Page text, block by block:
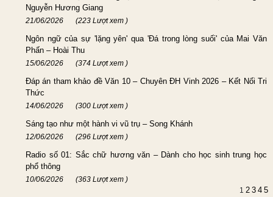
Nguyễn Hương Giang
21/06/2026 (223 Lượt xem )
Ngôn ngữ của sự 'lặng yên' qua 'Đá trong lòng suối' của Mai Văn
Phấn – Hoài Thu
15/06/2026 (374 Lượt xem )
Đáp án tham khảo đề Văn 10 – Chuyên ĐH Vinh 2026 – Kết Nối Tri
Thức
14/06/2026 (300 Lượt xem )
Sáng tạo như một hành vi vũ trụ – Song Khánh
12/06/2026 (296 Lượt xem )
Radio số 01: Sắc chữ hương văn – Dành cho học sinh trung học
phổ thông
10/06/2026
(363 Lượt xem )
1 2 3 4 5